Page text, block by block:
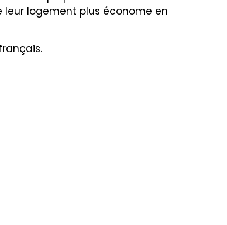
logement plus économe en